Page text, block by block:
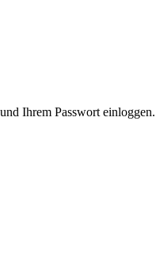
Ihrem Passwort einloggen.